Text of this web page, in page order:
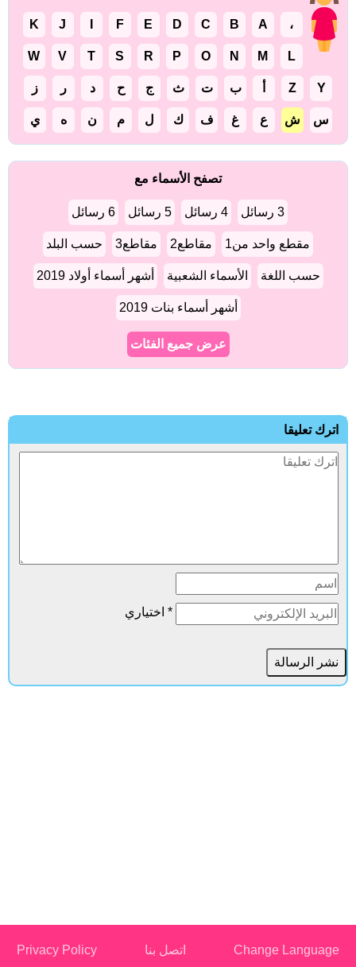
، A
B
C
D
E
F
J
K
L
M
N
O
P
R
S
T
V
W
Y
Z ب ت ث ج ح د ر ز
س ش ع غ ف ك ل م ن ه ي
تصفح الأسماء مع
3 رسائل 4 رسائل 5 رسائل 6 رسائل
مقطع واحد من1 مقاطع2 مقاطع3 حسب البلد
حسب اللغة الأسماء الشعبية أشهر أسماء أولاد 2019
أشهر أسماء بنات 2019
عرض جميع الفئات
اترك تعليقا
* اختياري
Change Language اتصل بنا Privacy Policy